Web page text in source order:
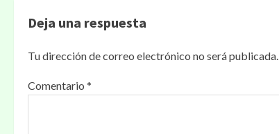
g
c
i
Deja una respuesta
Tu dirección de correo electrónico no será publicada.
Comentario *